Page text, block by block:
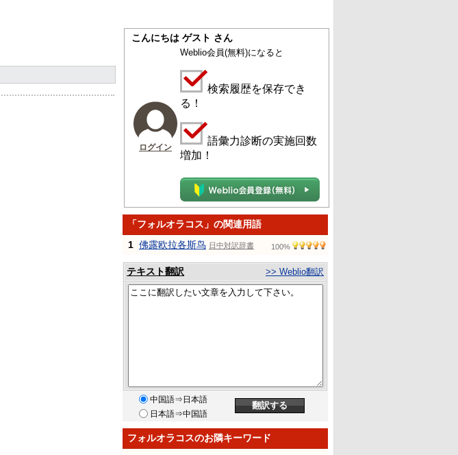
こんにちは ゲスト さん
ログイン
Weblio会員(無料)になると
検索履歴を保存でき
る！
語彙力診断の実施回数
増加！
「フォルオラコス」の関連用語
1 佛露欧拉各斯鸟 日中対訳辞書 100%
テキスト翻訳 >> Weblio翻訳
中国語⇒日本語
日本語⇒中国語
フォルオラコスのお隣キーワード